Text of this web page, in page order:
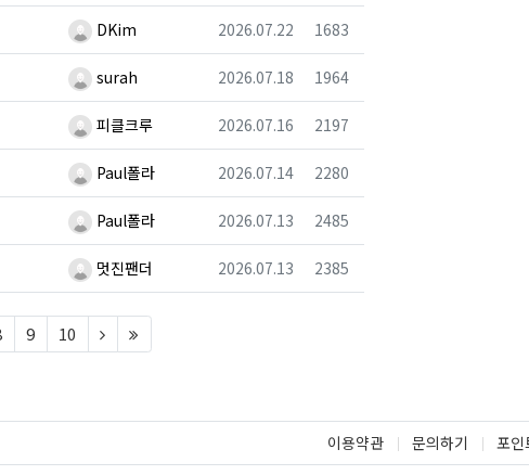
등록자DKim 등록일
2026.07.22 조회
1683
등록자surah 등록일
2026.07.18 조회
1964
등록자피클크루 등록일
2026.07.16 조회
2197
등록자Paul폴라 등록일
2026.07.14 조회
2280
등록자Paul폴라 등록일
2026.07.13 조회
2485
등록자멋진팬더 등록일
2026.07.13 조회
2385
9 10 (next)
이용약관 문의하기 포인